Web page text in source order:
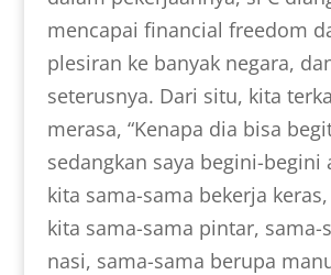
mencapai financial freedom
plesiran ke banyak negara,
seterusnya. Dari situ, kita
merasa, “Kenapa dia bisa
sedangkan saya begini-begini
kita sama-sama bekerja
kita sama-sama pintar, sama-
nasi, sama-sama berupa